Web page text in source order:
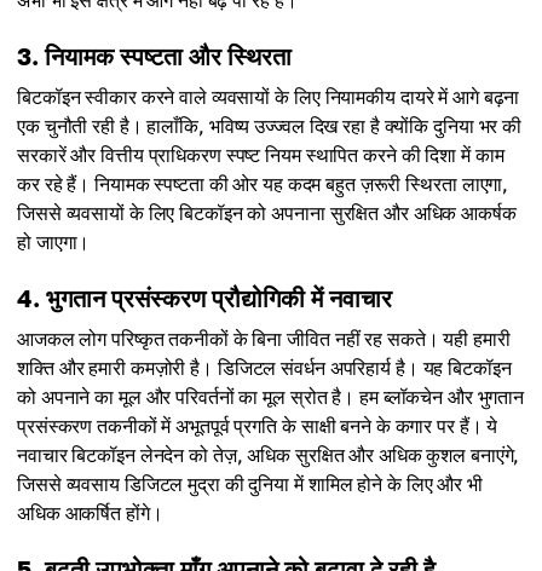
3. नियामक स्पष्टता और स्थिरता
बिटकॉइन स्वीकार करने वाले व्यवसायों के लिए नियामकीय दायरे में आगे बढ़ना
एक चुनौती रही है। हालाँकि, भविष्य उज्ज्वल दिख रहा है क्योंकि दुनिया भर की
सरकारें और वित्तीय प्राधिकरण स्पष्ट नियम स्थापित करने की दिशा में काम
कर रहे हैं। नियामक स्पष्टता की ओर यह कदम बहुत ज़रूरी स्थिरता लाएगा,
जिससे व्यवसायों के लिए बिटकॉइन को अपनाना सुरक्षित और अधिक आकर्षक
हो जाएगा।
4. भुगतान प्रसंस्करण प्रौद्योगिकी में नवाचार
आजकल लोग परिष्कृत तकनीकों के बिना जीवित नहीं रह सकते। यही हमारी
शक्ति और हमारी कमज़ोरी है। डिजिटल संवर्धन अपरिहार्य है। यह बिटकॉइन
को अपनाने का मूल और परिवर्तनों का मूल स्रोत है। हम ब्लॉकचेन और भुगतान
प्रसंस्करण तकनीकों में अभूतपूर्व प्रगति के साक्षी बनने के कगार पर हैं। ये
नवाचार बिटकॉइन लेनदेन को तेज़, अधिक सुरक्षित और अधिक कुशल बनाएंगे,
जिससे व्यवसाय डिजिटल मुद्रा की दुनिया में शामिल होने के लिए और भी
अधिक आकर्षित होंगे।